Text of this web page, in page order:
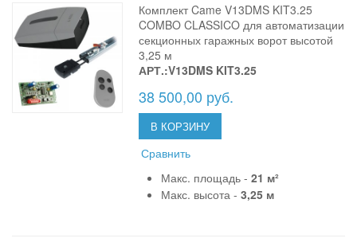
Комплект Came V13DMS KIT3.25
COMBO CLASSICO для автоматизации
секционных гаражных ворот высотой
3,25 м
АРТ.:V13DMS KIT3.25
38 500,00 руб.
В КОРЗИНУ
Сравнить
Макс. площадь -21 м²
Макс. высота -3,25 м